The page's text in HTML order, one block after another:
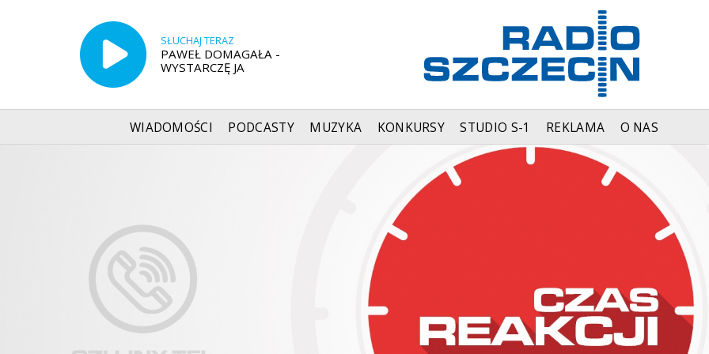
SŁUCHAJ TERAZ
PAWEŁ DOMAGAŁA -
WYSTARCZĘ JA
WIADOMOŚCI PODCASTY MUZYKA KONKURSY STUDIO S-1 REKLAMA O NAS